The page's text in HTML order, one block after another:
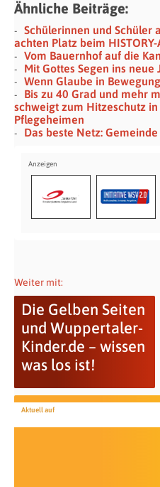
Ähnliche Beiträge:
Schülerinnen und Schüler
achten Platz beim HISTORY-
Vom Bauernhof auf die
Mit Gottes Segen ins neue
Wenn Glaube in
Bis zu 40 Grad und mehr
schweigt zum Hitzeschutz
Pflegeheimen
Das beste Netz: Gemeinde
Weiter mit:
Die Gelben Seiten
und Wuppertaler-
Kinder.de – wissen
was los ist!
Aktuell auf